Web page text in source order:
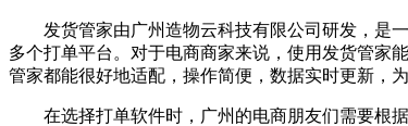
发货管家由广州造物云科技有限公司研发，是一
多个打单平台。对于电商商家来说，使用发货管家
管家都能很好地适配，操作简便，数据实时更新，
在选择打单软件时，广州的电商朋友们需要根据